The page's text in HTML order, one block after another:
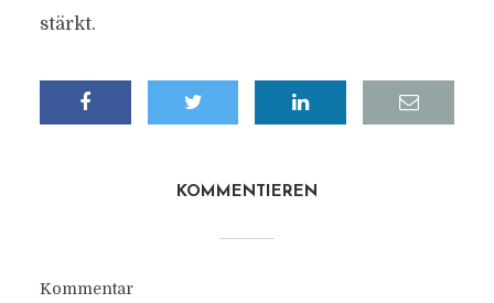
stärkt.
KOMMENTIEREN
Kommentar